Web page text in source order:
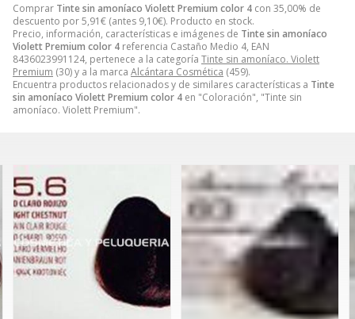
Comprar Tinte sin amoníaco Violett Premium color 4 con 35,00% de
descuento por5,91€ (antes 9,10€). Producto en stock.
Precio, información, características e imágenes de Tinte sin amoníaco
Violett Premium color 4 referencia Castaño Medio 4, EAN
8436023991124, pertenece a la categoría Tinte sin amoníaco. Violett
Premium (30) y a la marca Alcántara Cosmética (459).
Encuentra productos relacionados y de similares características a Tinte
sin amoníaco Violett Premium color 4 en "Coloración", "Tinte sin
amoníaco. Violett Premium".